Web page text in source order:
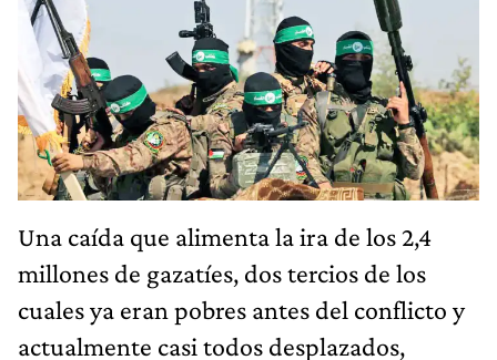
Una caída que alimenta la ira de los 2,4
millones de gazatíes, dos tercios de los
cuales ya eran pobres antes del conflicto y
actualmente casi todos desplazados,